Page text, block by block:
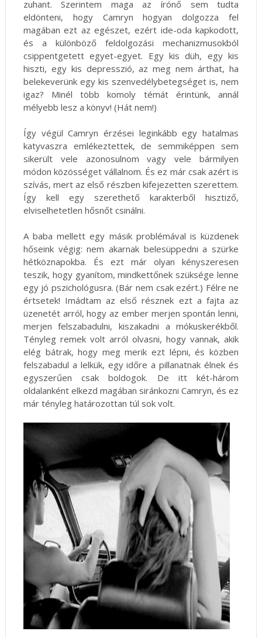
zuhant. Szerintem maga az írónő sem tudta
eldönteni, hogy Camryn hogyan dolgozza fel
magában ezt az egészet, ezért ide-oda kapkodott,
és a különböző feldolgozási mechanizmusokból
csippentgetett egyet-egyet. Egy kis düh, egy kis
hiszti, egy kis depresszió, az meg nem árthat, ha
belekeverünk egy kis szenvedélybetegséget is, nem
igaz? Minél több komoly témát érintünk, annál
mélyebb lesz a könyv! (Hát nem!)
Így végül Camryn érzései leginkább egy hatalmas
katyvaszra emlékeztettek, de semmiképpen sem
sikerült vele azonosulnom vagy vele bármilyen
módon közösséget vállalnom. És ez már csak azért is
szívás, mert az első részben kifejezetten szerettem.
Így kell egy szerethető karakterből hisztiző,
elviselhetetlen hősnőt csinálni.
A baba mellett egy másik problémával is küzdenek
hőseink végig: nem akarnak belesüppedni a szürke
hétköznapokba. És ezt már olyan kényszeresen
teszik, hogy gyanítom, mindkettőnek szüksége lenne
egy jó pszichológusra. (Bár nem csak ezért.) Félre ne
értsetek! Imádtam az első résznek ezt a fajta az
üzenetét arról, hogy az ember merjen spontán lenni,
merjen felszabadulni, kiszakadni a mókuskerékből.
Tényleg remek volt arról olvasni, hogy vannak, akik
elég bátrak, hogy meg merik ezt lépni, és közben
felszabadul a lelkük, egy időre a pillanatnak élnek és
egyszerűen csak boldogok. De itt két-három
oldalanként elkezd magában siránkozni Camryn, és ez
már tényleg határozottan túl sok volt.